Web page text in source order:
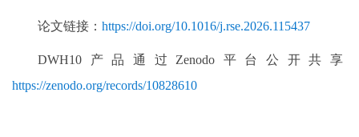
论文链接： https://doi.org/10.1016/j.rse.2026.115437
DWH10产品通过Zenodo平台公开共享
https://zenodo.org/records/10828610